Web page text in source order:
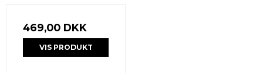
469,00 DKK
VIS PRODUKT